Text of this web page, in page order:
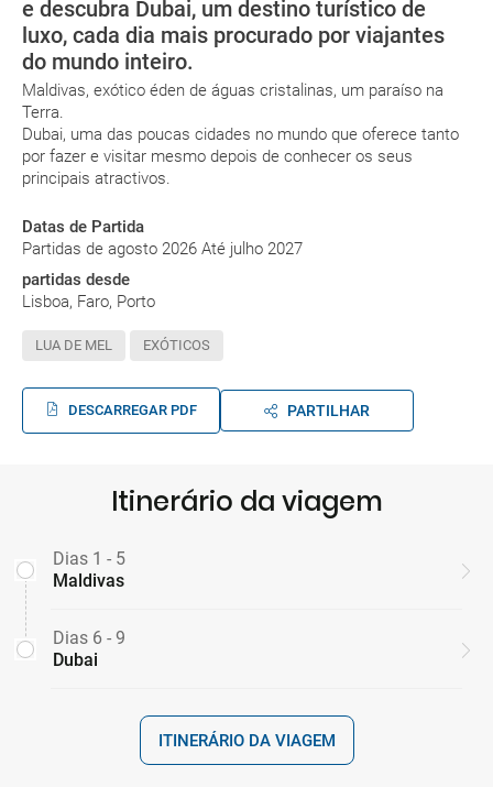
e descubra Dubai, um destino turístico de
luxo, cada dia mais procurado por viajantes
do mundo inteiro.
Maldivas, exótico éden de águas cristalinas, um paraíso na
Terra.
Dubai, uma das poucas cidades no mundo que oferece tanto
por fazer e visitar mesmo depois de conhecer os seus
principais atractivos.
Datas de Partida
Partidas de agosto 2026 Até julho 2027
partidas desde
Lisboa, Faro, Porto
LUA DE MEL EXÓTICOS
DESCARREGAR PDF PARTILHAR
Itinerário da viagem
Dias 1 - 5
Maldivas
Dias 6 - 9
Dubai
ITINERÁRIO DA VIAGEM